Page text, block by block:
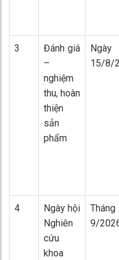
3
Đánh giá
–
nghiệm
thu, hoàn
thiện
sản
phẩm
Ngày
15/8/
4
Ngày hội
Nghiên
cứu
khoa
Tháng
9/